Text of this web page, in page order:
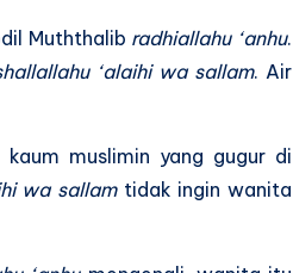
Muththalib radhiallahu ‘anhu.
‘alaihi wa sallam. Air
muslimin yang gugur di
wa sallamtidak ingin wanita